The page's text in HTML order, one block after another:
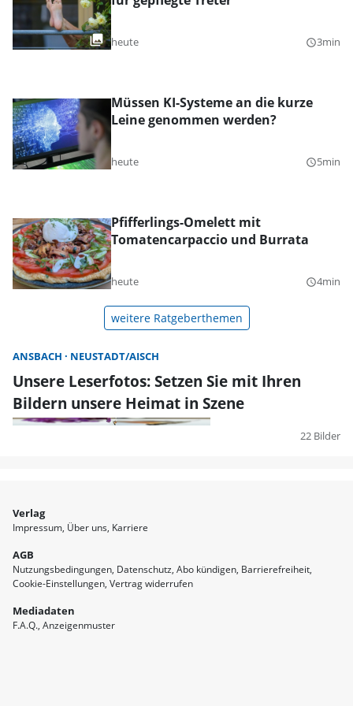
heute query_builder3min
Müssen KI-Systeme an die kurze
Leine genommen werden?
heute query_builder5min
Pfifferlings-Omelett mit
Tomatencarpaccio und Burrata
heute query_builder4min
weitere Ratgeberthemen
ANSBACH NEUSTADT/AISCH
Unsere Leserfotos: Setzen Sie mit Ihren
Bildern unsere Heimat in Szene
22 Bilder
Verlag
Impressum Über uns Karriere
AGB
Nutzungsbedingungen Datenschutz Abo kündigen Barrierefreiheit
Cookie-Einstellungen Vertrag widerrufen
Mediadaten
F.A.Q. Anzeigenmuster